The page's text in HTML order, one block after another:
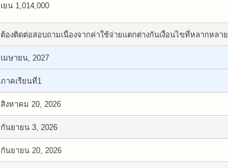
เยน 1,014,000
ต้องติดต่อสอบถามเนื่องจากค่าใช้จ่ายแตกต่างกันเงื่อนไขที่หลากหลาย
เมษายน, 2027
ภาคเรียนที่1
สิงหาคม 20, 2026
กันยายน 3, 2026
กันยายน 20, 2026